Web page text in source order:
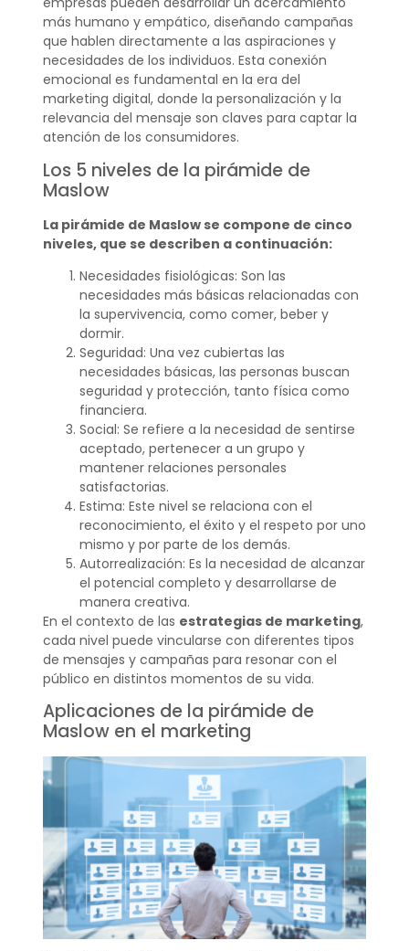
más humano y empático, diseñando campañas
que hablen directamente a las aspiraciones y
necesidades de los individuos. Esta conexión
emocional es fundamental en la era del
marketing digital, donde la personalización y la
relevancia del mensaje son claves para captar la
atención de los consumidores.
Los 5 niveles de la pirámide de
Maslow
La pirámide de Maslow se compone de cinco
niveles, que se describen a continuación:
Necesidades fisiológicas: Son las
necesidades más básicas relacionadas con
la supervivencia, como comer, beber y
dormir.
Seguridad: Una vez cubiertas las
necesidades básicas, las personas buscan
seguridad y protección, tanto física como
financiera.
Social: Se refiere a la necesidad de sentirse
aceptado, pertenecer a un grupo y
mantener relaciones personales
satisfactorias.
Estima: Este nivel se relaciona con el
reconocimiento, el éxito y el respeto por uno
mismo y por parte de los demás.
Autorrealización: Es la necesidad de alcanzar
el potencial completo y desarrollarse de
manera creativa.
En el contexto de las estrategias de marketing,
cada nivel puede vincularse con diferentes tipos
de mensajes y campañas para resonar con el
público en distintos momentos de su vida.
Aplicaciones de la pirámide de
Maslow en el marketing